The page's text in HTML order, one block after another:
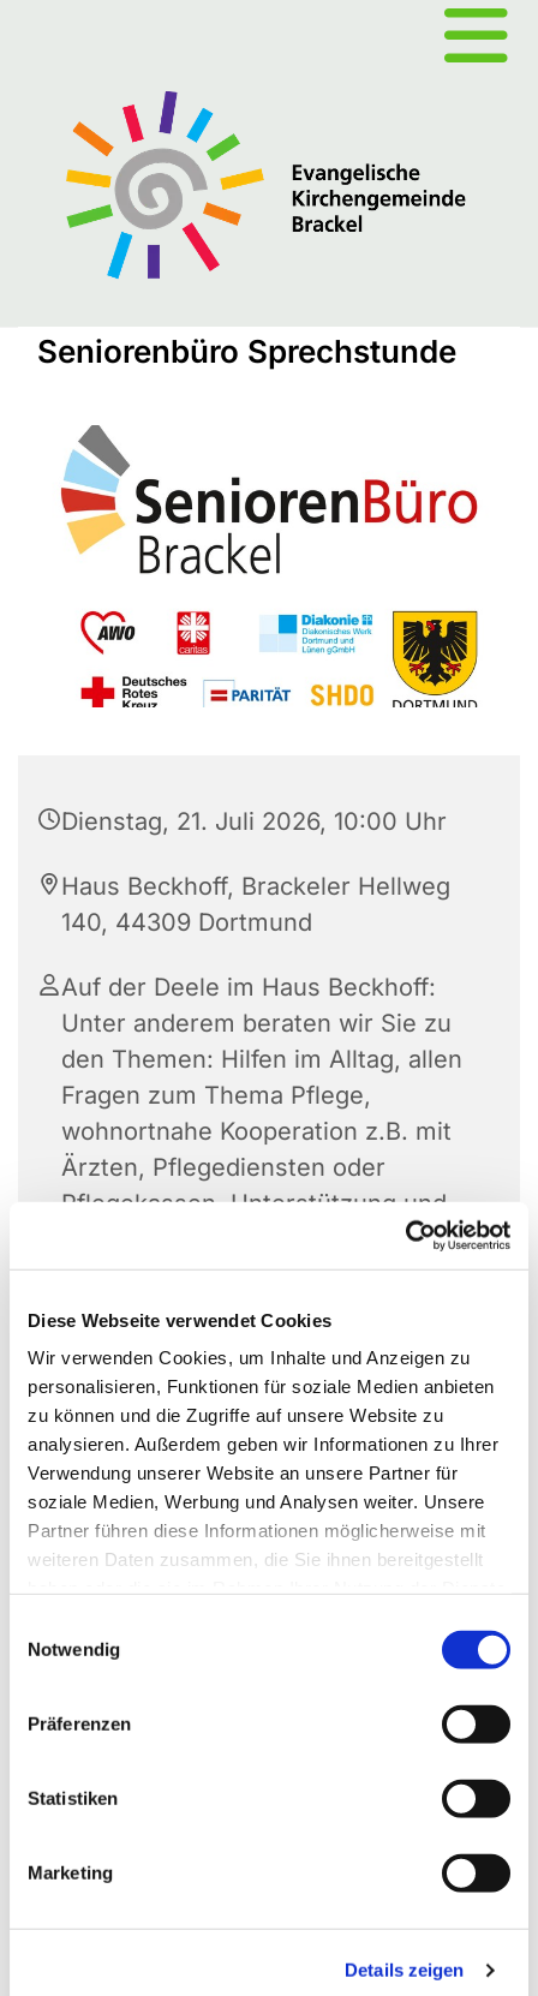
Diese Webseite verwendet Cookies
Wir verwenden Cookies, um Inhalte und Anzeigen zu
personalisieren, Funktionen für soziale Medien anbieten
zu können und die Zugriffe auf unsere Website zu
analysieren. Außerdem geben wir Informationen zu Ihrer
Verwendung unserer Website an unsere Partner für
soziale Medien, Werbung und Analysen weiter. Unsere
Partner führen diese Informationen möglicherweise mit
weiteren Daten zusammen, die Sie ihnen bereitgestellt
Notwendig
Präferenzen
Statistiken
Marketing
Details zeigen
Seniorenbüro Sprechstunde
Dienstag, 21. Juli 2026, 10:00 Uhr
Haus Beckhoff, Brackeler Hellweg
140, 44309 Dortmund
Auf der Deele im Haus Beckhoff:
Unter anderem beraten wir Sie zu
den Themen: Hilfen im Alltag, allen
Fragen zum Thema Pflege,
wohnortnahe Kooperation z.B. mit
Ärzten, Pflegediensten oder
Pflegekassen, Unterstützung und
Angehörige
Dies könnte Sie auch